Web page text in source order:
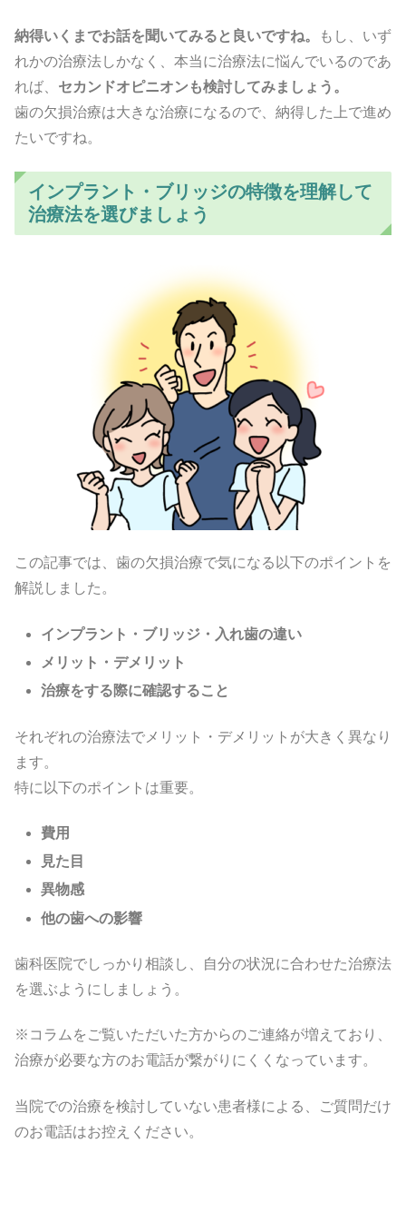
納得いくまでお話を聞いてみると良いですね。
もし、いず
れかの治療法しかなく、本当に治療法に悩んでいるのであ
れば、 セカンドオピニオンも検討してみましょう。
歯の欠損治療は大きな治療になるので、納得した上で進め
たいですね。
インプラント・ブリッジの特徴を理解して
治療法を選びましょう
この記事では、歯の欠損治療で気になる以下のポイントを
解説しました。
インプラント・ブリッジ・入れ歯の違い
メリット・デメリット
治療をする際に確認すること
それぞれの治療法でメリット・デメリットが大きく異なり
ます。
特に以下のポイントは重要。
費用
見た目
異物感
他の歯への影響
歯科医院でしっかり相談し、自分の状況に合わせた治療法
を選ぶようにしましょう。
※コラムをご覧いただいた方からのご連絡が増えており、
治療が必要な方のお電話が繋がりにくくなっています。
当院での治療を検討していない患者様による、ご質問だけ
のお電話はお控えください。